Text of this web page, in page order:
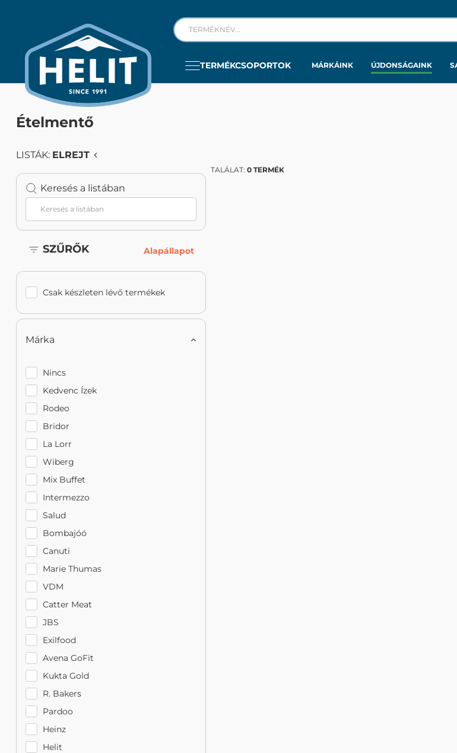
TERMÉKCSOPORTOK MÁRKÁINK ÚJDONSÁGAINK
Ételmentő
LISTÁK: ELREJT
Keresés a listában
SZŰRŐK Alapállapot
Csak készleten lévő termékek
Márka
Nincs
Kedvenc Ízek
Rodeo
Bridor
La Lorr
Wiberg
Mix Buffet
Intermezzo
Salud
Bombajóó
Canuti
Marie Thumas
VDM
Catter Meat
JBS
Exilfood
Avena GoFit
Kukta Gold
R. Bakers
Pardoo
Heinz
Helit
TALÁLAT: 0 TERMÉK